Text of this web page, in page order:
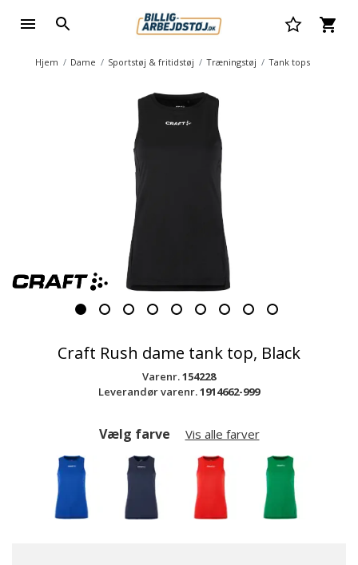
Hjem Dame Sportstøj & fritidstøj Træningstøj Tank tops
Craft Rush dame tank top, Black
Varenr.154228
Leverandør varenr.1914662-999
Vælg farve Vis alle farver